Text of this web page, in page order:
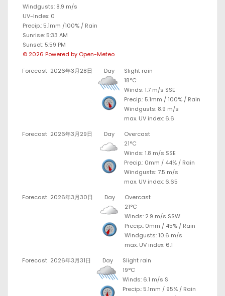
Windgusts: 8.9 m/s
UV-Index: 0
Precip.: 5.1mm /100% / Rain
Sunrise: 5:33 AM
Sunset: 5:59 PM
© 2026 Powered by Open-Meteo
Forecast 2026年3月28日 Day
Slight rain
18°C
Winds: 1.7 m/s SSE
Precip.: 5.1mm / 100% / Rain
Windgusts: 8.9 m/s
max. UV index: 6.6
Forecast 2026年3月29日 Day
Overcast
21°C
Winds: 1.8 m/s SSE
Precip.: 0mm / 44% / Rain
Windgusts: 7.5 m/s
max. UV index: 6.65
Forecast 2026年3月30日 Day
Overcast
21°C
Winds: 2.9 m/s SSW
Precip.: 0mm / 45% / Rain
Windgusts: 10.6 m/s
max. UV index: 6.1
Forecast 2026年3月31日 Day
Slight rain
19°C
Winds: 6.1 m/s S
Precip.: 5.1mm / 95% / Rain